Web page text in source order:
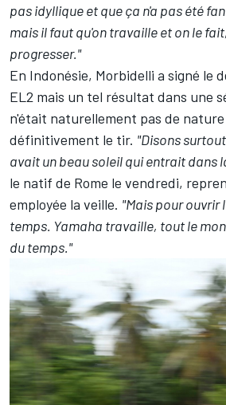
pas idyllique et que ça n'a pas été
mais il faut qu'on travaille et on le
progresser."
En Indonésie, Morbidelli a signé le
EL2 mais un tel résultat dans une
n'était naturellement pas de
définitivement le tir. "Disons
avait un beau soleil qui entrait dans
le natif de Rome le vendredi,
employée la veille. "Mais pour ouvrir
temps. Yamaha travaille, tout le
du temps."